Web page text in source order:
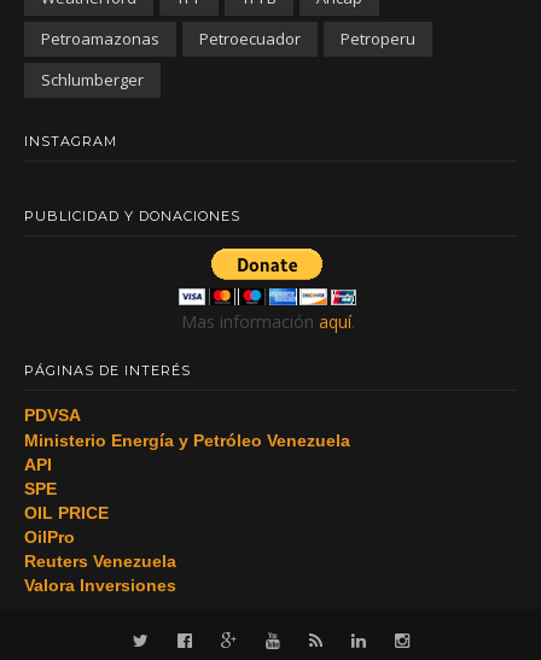
Petroamazonas
Petroecuador
Petroperu
Schlumberger
INSTAGRAM
PUBLICIDAD Y DONACIONES
Mas información aquí.
PÁGINAS DE INTERÉS
PDVSA
Ministerio Energía y Petróleo Venezuela
API
SPE
OIL PRICE
OilPro
Reuters Venezuela
Valora Inversiones